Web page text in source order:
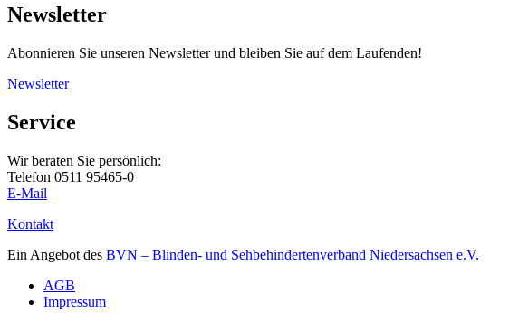
Newsletter
Abonnieren Sie unseren Newsletter und bleiben Sie auf dem Laufenden!
Newsletter
Service
Wir beraten Sie persönlich:
Telefon 0511 95465-0
E-Mail
Kontakt
Ein Angebot des BVN – Blinden- und Sehbehindertenverband Niedersachsen e.V.
AGB
Impressum